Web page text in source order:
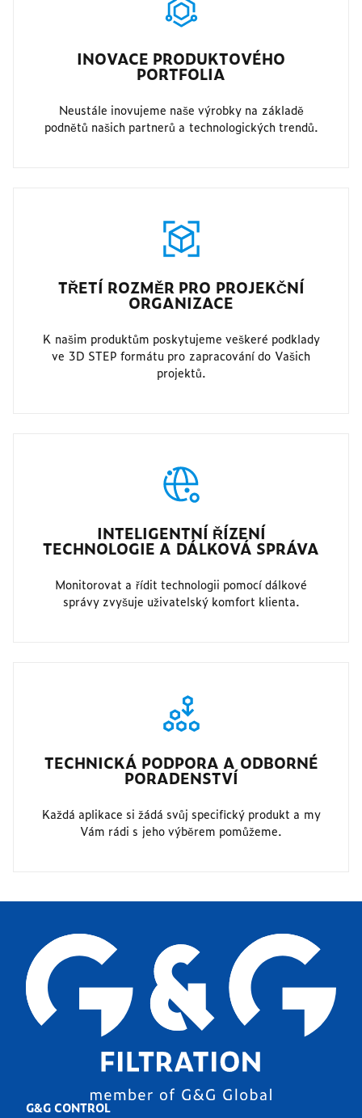
INOVACE PRODUKTOVÉHO
PORTFOLIA
Neustále inovujeme naše výrobky na základě
podnětů našich partnerů a technologických trendů.
TŘETÍ ROZMĚR PRO PROJEKČNÍ
ORGANIZACE
K našim produktům poskytujeme veškeré podklady
ve 3D STEP formátu pro zapracování do Vašich
projektů.
INTELIGENTNÍ ŘÍZENÍ
TECHNOLOGIE A DÁLKOVÁ SPRÁVA
Monitorovat a řídit technologii pomocí dálkové
správy zvyšuje uživatelský komfort klienta.
TECHNICKÁ PODPORA A ODBORNÉ
PORADENSTVÍ
Každá aplikace si žádá svůj specifický produkt a my
Vám rádi s jeho výběrem pomůžeme.
G&G CONTROL